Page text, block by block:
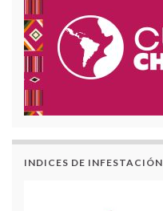
INDICES DE INFESTACIÓN